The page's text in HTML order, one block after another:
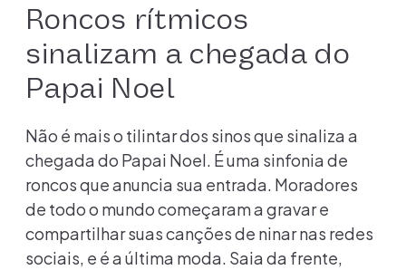
Roncos rítmicos
sinalizam a chegada do
Papai Noel
Não é mais o tilintar dos sinos que sinaliza a
chegada do Papai Noel. É uma sinfonia de
roncos que anuncia sua entrada. Moradores
de todo o mundo começaram a gravar e
compartilhar suas canções de ninar nas redes
sociais, e é a última moda. Saia da frente,